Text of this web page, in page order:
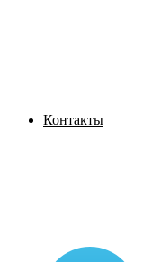
Контакты